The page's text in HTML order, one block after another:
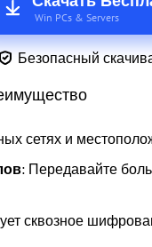
Win PCs & Servers
Безопасный
сетях и
: Передавайте
сквозное